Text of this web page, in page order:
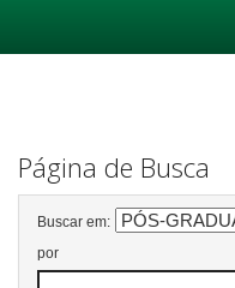
Página de Busca
Buscar em:
por